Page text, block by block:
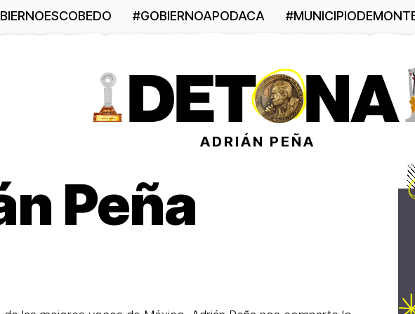
#GOBIERNOAPODACA
ADRIÁN PEÑA
Peña